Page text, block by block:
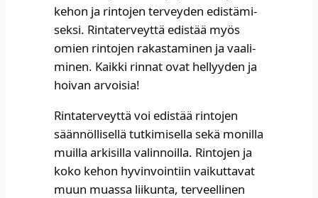
kehon ja rin­to­jen ter­vey­den edis­tä­mi­
sek­si. Rin­ta­ter­veyt­tä edis­tää myös
omien rin­to­jen rakas­ta­mi­nen ja vaa­li­
mi­nen. Kaik­ki rin­nat ovat hel­lyy­den ja
hoi­van arvoi­sia! ​
Rin­ta­ter­veyt­tä voi edis­tää rin­to­jen
sään­nöl­li­sel­lä tut­ki­mi­sel­la sekä monil­la
muil­la arki­sil­la valin­noil­la. Rin­to­jen ja
koko kehon hyvin­voin­tiin vai­kut­ta­vat
muun muas­sa lii­kun­ta, ter­veel­li­nen